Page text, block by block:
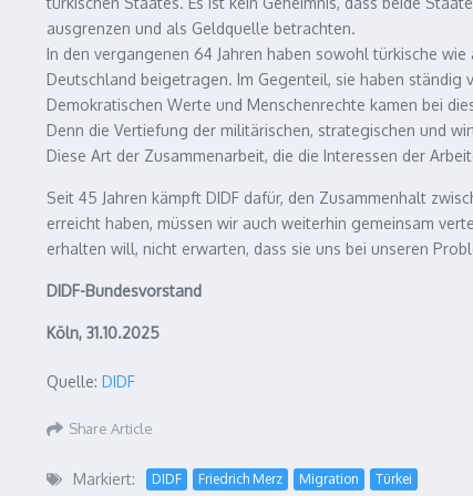
ausgrenzen und als Geldquelle betrachten.
In den vergangenen 64 Jahren haben sowohl türkische
Deutschland beigetragen. Im Gegenteil, sie haben
Demokratischen Werte und Menschenrechte kamen bei
Denn die Vertiefung der militärischen, strategischen und
Diese Art der Zusammenarbeit, die die Interessen der
Seit 45 Jahren kämpft DIDF dafür, den Zusammenhalt
erreicht haben, müssen wir auch weiterhin gemeinsam
erhalten will, nicht erwarten, dass sie uns bei unseren
DIDF-Bundesvorstand
Köln, 31.10.2025
Quelle: DIDF
Share Article
Markiert: DIDF Friedrich Merz Migration Türkei